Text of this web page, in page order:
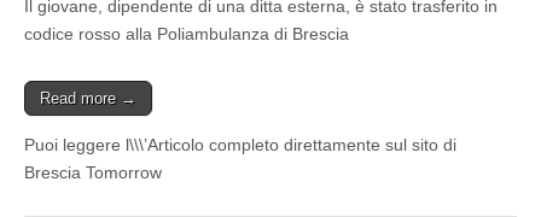
Il giovane, dipendente di una ditta esterna, è stato trasferito in
codice rosso alla Poliambulanza di Brescia
Read more →
Puoi leggere l\\\’Articolo completo direttamente sul sito di
Brescia Tomorrow